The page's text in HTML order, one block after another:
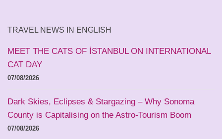
TRAVEL NEWS IN ENGLISH
MEET THE CATS OF İSTANBUL ON INTERNATIONAL
CAT DAY
07/08/2026
Dark Skies, Eclipses & Stargazing – Why Sonoma
County is Capitalising on the Astro-Tourism Boom
07/08/2026